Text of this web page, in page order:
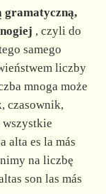
gramatyczną,
, czyli do
samego
liczby
mnoga może
czasownik,
alta es la más
na liczbę
son las más